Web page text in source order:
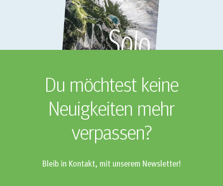
Du möchtest keine
Neuigkeiten mehr
verpassen?
Bleib in Kontakt, mit unserem Newsletter!